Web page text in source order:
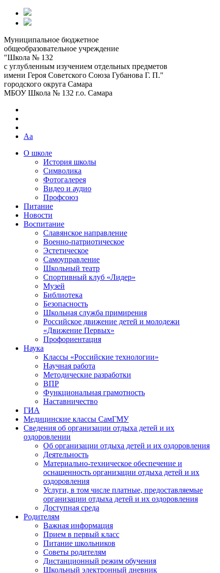
Муниципальное бюджетное
общеобразовательное учреждение
"Школа № 132
с углубленным изучением отдельных предметов
имени Героя Советского Союза Губанова Г. П."
городского округа Самара
МБОУ Школа № 132 г.о. Самара
Aa
О школе
История школы
Символика
Фотогалерея
Видео и аудио
Профсоюз
Питание
Новости
Воспитание
Славянское направление
Военно-патриотическое
Эстетическое
Самоуправление
Школьный театр
Спортивный клуб «Лидер»
Музей
Библиотека
Безопасность
Школьная служба примирения
Российское движение детей и молодежи
«Движение Первых»
Профориентация
Наука
Классы «Российские технологии»
Научная работа
Методические разработки
ВПР
Функциональная грамотность
Наставничество
ГИА
Медицинские классы СамГМУ
Сведения об организации отдыха детей и их
оздоровлении
Об организации отдыха детей и их оздоровления
Деятельность
Материально-техническое обеспечение и
оснащенность организации отдыха детей и их
оздоровления
Услуги, в том числе платные, предоставляемые
организации отдыха детей и их оздоровления
Доступная среда
Родителям
Важная информация
Прием в первый класс
Питание школьников
Советы родителям
Дистанционный режим обучения
Школьный электронный дневник